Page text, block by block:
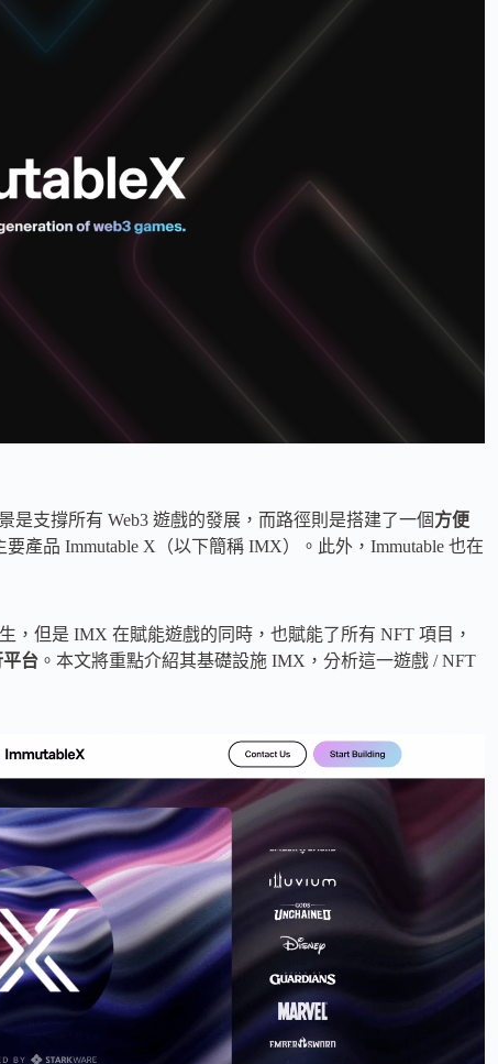
是支撐所有 Web3 遊戲的發展，而路徑則是搭建了一個方便
產品 Immutable X（以下簡稱 IMX）。此外，Immutable 也在
，但是 IMX 在賦能遊戲的同時，也賦能了所有 NFT 項目，
平台 。本文將重點介紹其基礎設施 IMX，分析這一遊戲 / NFT